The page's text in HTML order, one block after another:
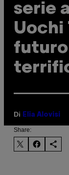
serie
Uochi
futuro
Di Elia Alovisi
Share: